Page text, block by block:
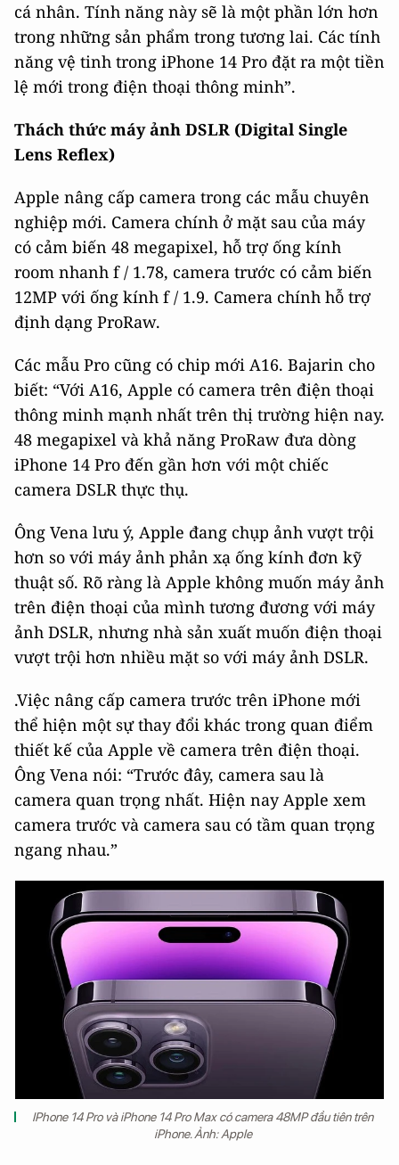
cá nhân. Tính năng này sẽ là một phần lớn hơn
trong những sản phẩm trong tương lai. Các tính
năng vệ tinh trong iPhone 14 Pro đặt ra một tiền
lệ mới trong điện thoại thông minh”.
Thách thức máy ảnh DSLR (Digital Single
Lens Reflex)
Apple nâng cấp camera trong các mẫu chuyên
nghiệp mới. Camera chính ở mặt sau của máy
có cảm biến 48 megapixel, hỗ trợ ống kính
room nhanh f / 1.78, camera trước có cảm biến
12MP với ống kính f / 1.9. Camera chính hỗ trợ
định dạng ProRaw.
Các mẫu Pro cũng có chip mới A16. Bajarin cho
biết: “Với A16, Apple có camera trên điện thoại
thông minh mạnh nhất trên thị trường hiện nay.
48 megapixel và khả năng ProRaw đưa dòng
iPhone 14 Pro đến gần hơn với một chiếc
camera DSLR thực thụ.
Ông Vena lưu ý, Apple đang chụp ảnh vượt trội
hơn so với máy ảnh phản xạ ống kính đơn kỹ
thuật số. Rõ ràng là Apple không muốn máy ảnh
trên điện thoại của mình tương đương với máy
ảnh DSLR, nhưng nhà sản xuất muốn điện thoại
vượt trội hơn nhiều mặt so với máy ảnh DSLR.
.Việc nâng cấp camera trước trên iPhone mới
thể hiện một sự thay đổi khác trong quan điểm
thiết kế của Apple về camera trên điện thoại.
Ông Vena nói: “Trước đây, camera sau là
camera quan trọng nhất. Hiện nay Apple xem
camera trước và camera sau có tầm quan trọng
ngang nhau.”
IPhone 14 Pro và iPhone 14 Pro Max có camera 48MP đầu tiên trên
iPhone. Ảnh: Apple